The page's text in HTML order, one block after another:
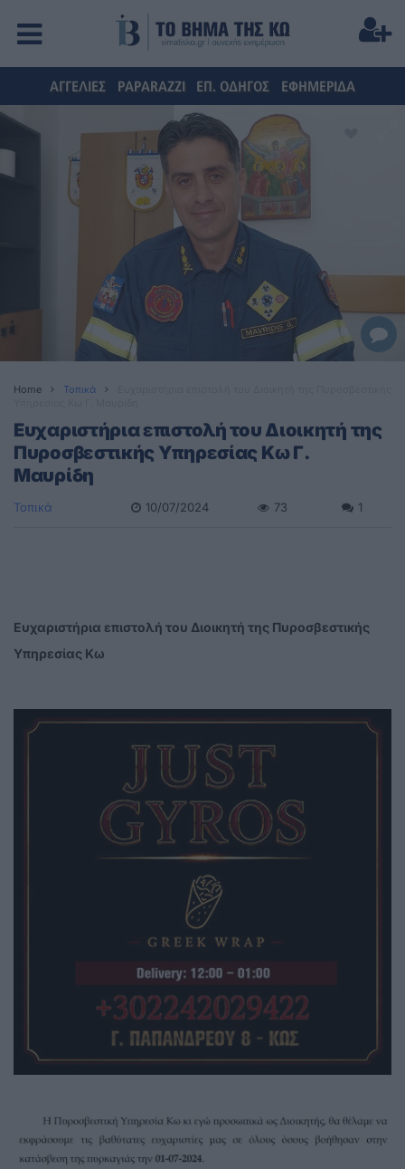
ΑΓΓΕΛΙΕΣ PAPARAZZI ΕΠ. ΟΔΗΓΟΣ ΕΦΗΜΕΡΙΔΑ
Home Τοπικά
Ευχαριστήρια επιστολή του Διοικητή της
Πυροσβεστικής Υπηρεσίας Κω Γ.
Μαυρίδη
Τοπικά 10/07/2024 73 1
Ευχαριστήρια επιστολή του Διοικητή της Πυροσβεστικής
Υπηρεσίας Κω